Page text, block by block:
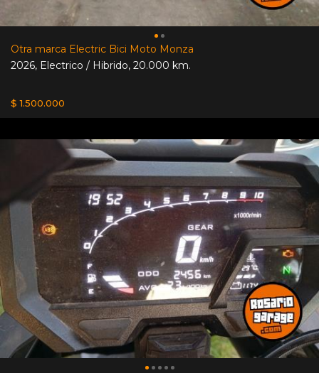
Otra marca Electric Bici Moto Monza
2026, Electrico / Hibrido, 20.000 km.
$ 1.500.000